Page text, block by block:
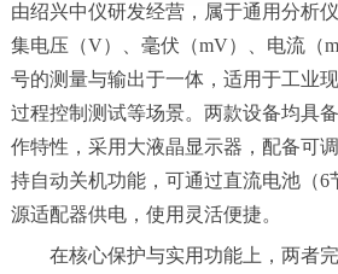
由绍兴中仪研发经营，属于通用分析
集电压（V）、毫伏（mV）、电流（
号的测量与输出于一体，适用于工业
过程控制测试等场景。两款设备均具
作特性，采用大液晶显示器，配备可
持自动关机功能，可通过直流电池（6
源适配器供电，使用灵活便捷。
在核心保护与实用功能上，两者